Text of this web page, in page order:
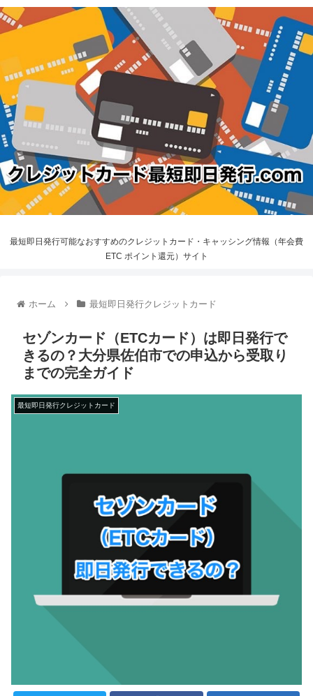
最短即日発行可能なおすすめのクレジットカード・キャッシング情報（年会費
ETC ポイント還元）サイト
ホーム 最短即日発行クレジットカード
セゾンカード（ETCカード）は即日発行で
きるの？大分県佐伯市での申込から受取り
までの完全ガイド
最短即日発行クレジットカード